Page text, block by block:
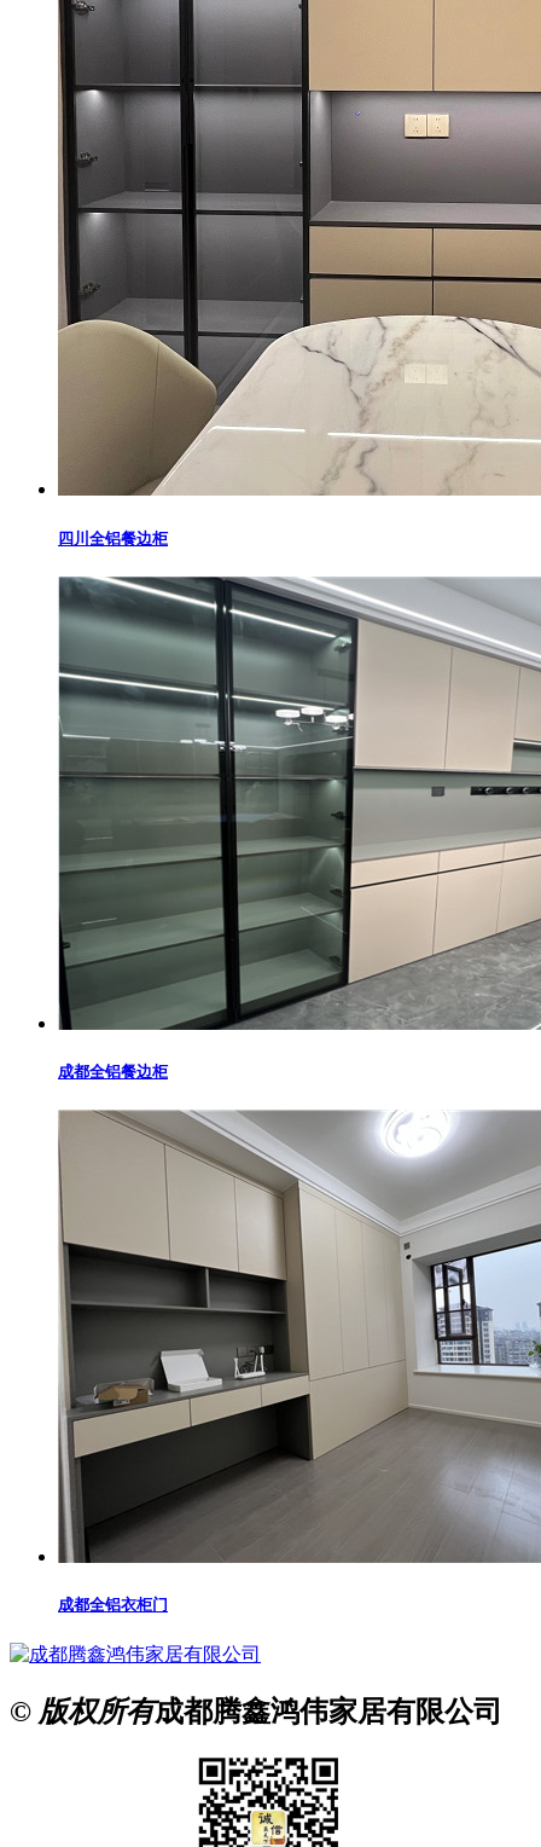
四川全铝餐边柜
成都全铝餐边柜
成都全铝衣柜门
© 版权所有成都腾鑫鸿伟家居有限公司